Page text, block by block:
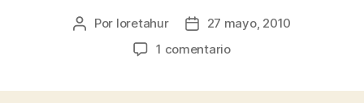
Autor
Por loretahur
Fecha27 mayo, 2010
1 comentarioen